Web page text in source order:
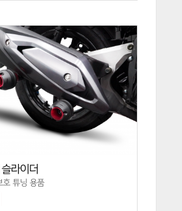
라이더
호 튜닝 용품